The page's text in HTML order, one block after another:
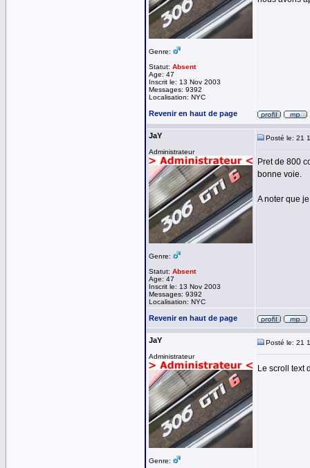
Genre:
Statut: Absent
Age: 47
Inscrit le: 13 Nov 2003
Messages: 9392
Localisation: NYC
Revenir en haut de page
JaY
Administrateur
Genre:
Statut: Absent
Age: 47
Inscrit le: 13 Nov 2003
Messages: 9392
Localisation: NYC
Posté le: 21
Pret de 800
bonne voie.
A noter que
Revenir en haut de page
JaY
Administrateur
Genre:
Posté le: 21
Le scroll text